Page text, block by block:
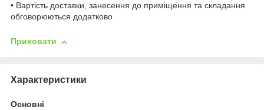
• Вартість доставки, занесення до приміщення та складання
обговорюються додатково
Приховати
Характеристики
Основні